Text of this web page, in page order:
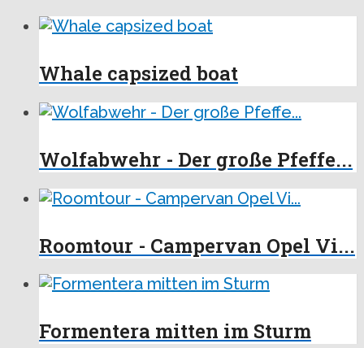
Whale capsized boat
Wolfabwehr - Der große Pfeffe...
Roomtour - Campervan Opel Vi...
Formentera mitten im Sturm